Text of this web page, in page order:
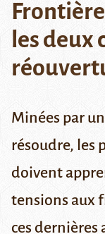
les deux
Minées par
résoudre, les
doivent
tensions aux
ces dernières